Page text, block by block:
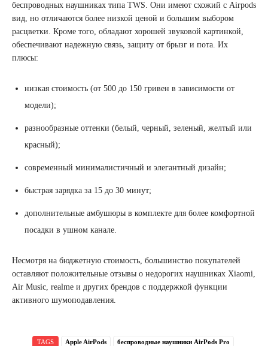
беспроводных наушниках типа TWS. Они имеют схожий с Airpods
вид, но отличаются более низкой ценой и большим выбором
расцветки. Кроме того, обладают хорошей звуковой картинкой,
обеспечивают надежную связь, защиту от брызг и пота. Их
плюсы:
низкая стоимость (от 500 до 150 гривен в зависимости от
модели);
разнообразные оттенки (белый, черный, зеленый, желтый или
красный);
современный минималистичный и элегантный дизайн;
быстрая зарядка за 15 до 30 минут;
дополнительные амбушюры в комплекте для более комфортной
посадки в ушном канале.
Несмотря на бюджетную стоимость, большинство покупателей
оставляют положительные отзывы о недорогих наушниках Xiaomi,
Air Music, realme и других брендов с поддержкой функции
активного шумоподавления.
TAGS Apple AirPods беспроводные наушники AirPods Pro